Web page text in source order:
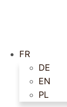
FR
DE
EN
PL